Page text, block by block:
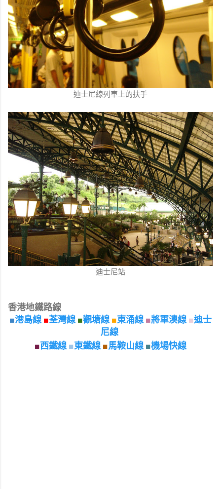
迪士尼線列車上的扶手
迪士尼站
香港地鐵路線
■港島線 ■荃灣線 ■觀塘線 ■東涌線 ■將軍澳線 ■迪士
尼線
■西鐵線 ■東鐵線 ■馬鞍山線 ■機場快線